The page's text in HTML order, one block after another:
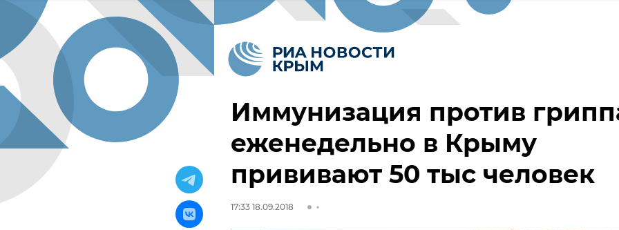
Иммунизация против
еженедельно в Крыму
прививают 50 тыс человек
17:33 18.09.2018